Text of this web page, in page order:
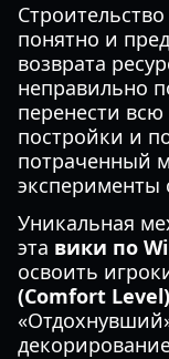
понятно и
возврата
неправильно
перенести
постройки и
потраченный
эксперименты
Уникальная
эта вики по
освоить
(Comfort Level)